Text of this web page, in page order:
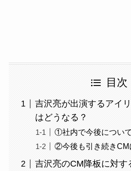
目次
吉沢亮が出演するアイ
はどうなる？
①社内で今後につい
②今後も引き続きCM
吉沢亮のCM降板に対す